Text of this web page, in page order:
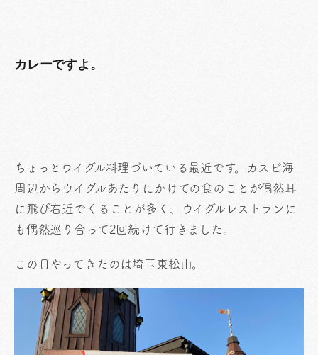
カレーですよ。
ちょっとウイグル料理づいている最近です。カスピ海
周辺からウイグルあたりにかけての食のことが偶然耳
に飛び右近でくることが多く、ウイグルレストランに
も偶然巡り合って2回続けて行きました。
この日やってきたのは埼玉東松山。